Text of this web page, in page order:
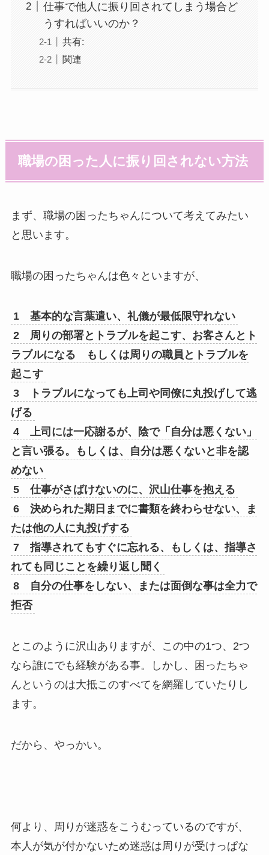
仕事で他人に振り回されてしまう場合ど
うすればいいのか？
共有:
関連
職場の困った人に振り回されない方法
まず、職場の困ったちゃんについて考えてみたい
と思います。
職場の困ったちゃんは色々といますが、
1 基本的な言葉遣い、礼儀が最低限守れない
2 周りの部署とトラブルを起こす、お客さんとト
ラブルになる もしくは周りの職員とトラブルを
起こす
3 トラブルになっても上司や同僚に丸投げして逃
げる
4 上司には一応謝るが、陰で「自分は悪くない」
と言い張る。もしくは、自分は悪くないと非を認
めない
5 仕事がさばけないのに、沢山仕事を抱える
6 決められた期日までに書類を終わらせない、ま
たは他の人に丸投げする
7 指導されてもすぐに忘れる、もしくは、指導さ
れても同じことを繰り返し聞く
8 自分の仕事をしない、または面倒な事は全力で
拒否
とこのように沢山ありますが、この中の1つ、2つ
なら誰にでも経験がある事。しかし、困ったちゃ
んというのは大抵このすべてを網羅していたりし
ます。
だから、やっかい。
何より、周りが迷惑をこうむっているのですが、
本人が気が付かないため迷惑は周りが受けっぱな